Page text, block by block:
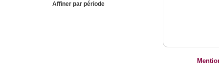
Affiner par période